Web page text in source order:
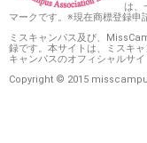
は、
マークです。※現在商標登録申
ミスキャンパス及び、
録です。本サイトは、ミスキ
キャンパスのオフィシャルサイ
Copyright © 2015